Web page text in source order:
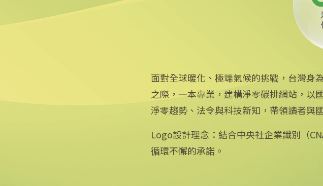
面對全球暖化、極端氣候的挑戰，台灣身
之際，一本專業，建構淨零碳排網站，以
淨零趨勢、法令與科技新知，帶領讀者與
Logo設計理念：結合中央社企業識別（
循環不懈的承諾。